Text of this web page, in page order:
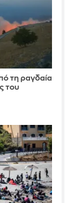
τη ραγδαία
του